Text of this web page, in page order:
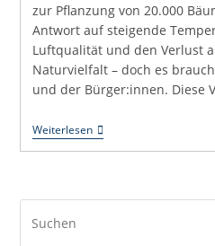
zur Pflanzung von 20.000
Antwort auf steigende
Luftqualität und den Verlust
Naturvielfalt – doch es
und der Bürger:innen. Diese
WeiterlesenPflanzt
20.000
Hitzetod